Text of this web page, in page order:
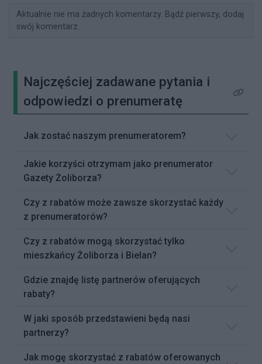
Aktualnie nie ma żadnych komentarzy. Bądź pierwszy, dodaj
swój komentarz.
Najczęściej zadawane pytania i
odpowiedzi o prenumeratę
Kliknij
Jak zostać naszym prenumeratorem?
Jakie korzyści otrzymam jako prenumerator
Gazety Żoliborza?
Czy z rabatów może zawsze skorzystać każdy
z prenumeratorów?
Czy z rabatów mogą skorzystać tylko
mieszkańcy Żoliborza i Bielan?
Gdzie znajdę listę partnerów oferujących
rabaty?
W jaki sposób przedstawieni będą nasi
partnerzy?
Jak mogę skorzystać z rabatów oferowanych